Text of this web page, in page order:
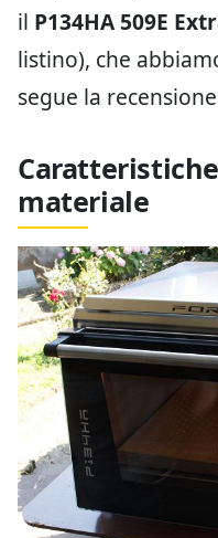
il P134HA 509E
listino), che
segue la
materiale